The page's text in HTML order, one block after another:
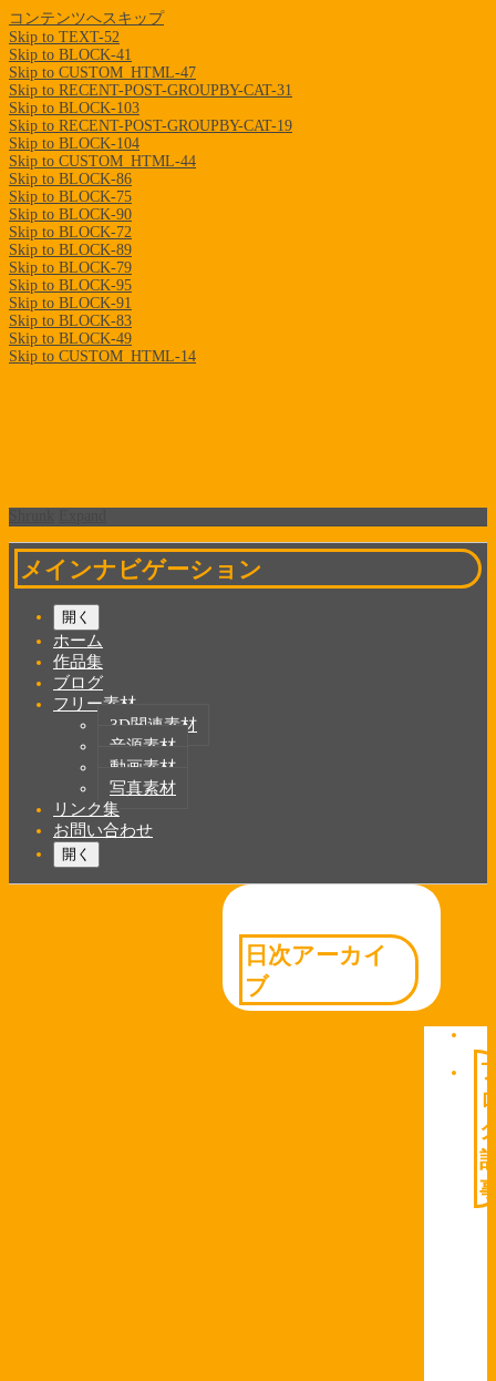
コンテンツへスキップ
Skip to TEXT-52
Skip to BLOCK-41
Skip to CUSTOM_HTML-47
Skip to RECENT-POST-GROUPBY-CAT-31
Skip to BLOCK-103
Skip to RECENT-POST-GROUPBY-CAT-19
Skip to BLOCK-104
Skip to CUSTOM_HTML-44
Skip to BLOCK-86
Skip to BLOCK-75
Skip to BLOCK-90
Skip to BLOCK-72
Skip to BLOCK-89
Skip to BLOCK-79
Skip to BLOCK-95
Skip to BLOCK-91
Skip to BLOCK-83
Skip to BLOCK-49
Skip to CUSTOM_HTML-14
メインナビゲーション
開く
ホーム
作品集
ブログ
フリー素材
3D関連素材
音源素材
動画素材
写真素材
リンク集
お問い合わせ
開く
日次アーカイ
ブ